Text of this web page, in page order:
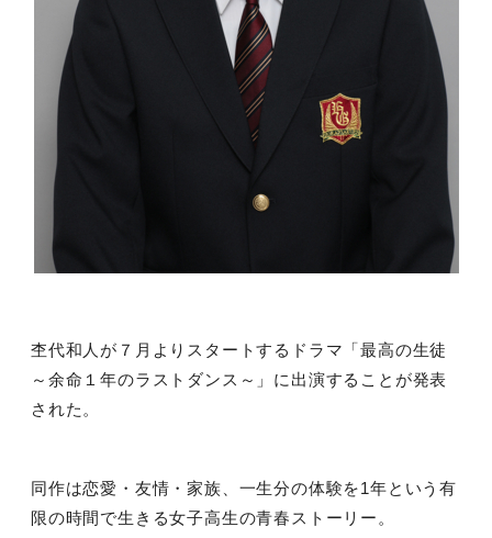
杢代和人が７月よりスタートするドラマ「最高の生徒
～余命１年のラストダンス～」に出演することが発表
された。
同作は恋愛・友情・家族、一生分の体験を1年という有
限の時間で生きる女子高生の青春ストーリー。